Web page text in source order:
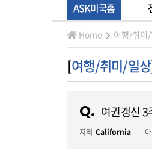
ASK미국홈
Home 여행/취미
[여행/취미/일상
Q. 여권갱신 3
지역 California